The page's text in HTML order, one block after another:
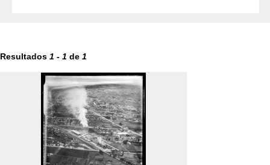
Resultados 1 - 1 de 1